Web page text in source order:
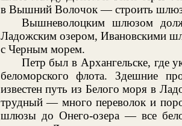
в Вышний Волочок — строить
Вышневолоцким шлюзом
Ладожским озером, Ивановскими
с Черным морем.
Петр был в Архангельске, где
беломорского флота. Здешние
известен путь из Белого моря в
трудный — много переволок и
шлюзы до Онего-озера — все